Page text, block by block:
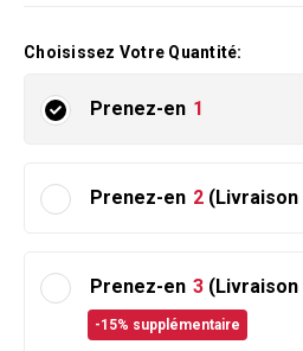
Choisissez Votre Quantité:
Prenez-en 1
Prenez-en 2
Prenez-en 3
-15% supplémentaire